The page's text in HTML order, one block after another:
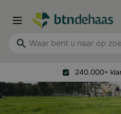
Waar bent u naar op zoek?
240.000+